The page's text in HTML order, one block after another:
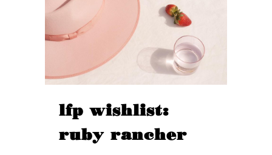
lfp wishlist:
ruby rancher